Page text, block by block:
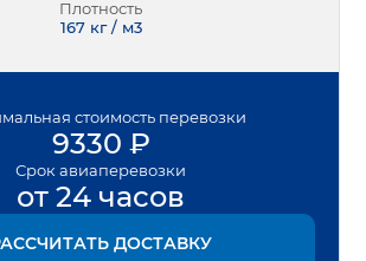
Плотность
167 кг / м3
стоимость перевозки
9330 ₽
Срок авиаперевозки
от 24 часов
ДОСТАВКУ